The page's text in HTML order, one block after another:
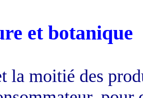
et botanique
la moitié des